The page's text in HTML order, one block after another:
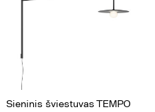
Sieninis šviestuvas TEMPO